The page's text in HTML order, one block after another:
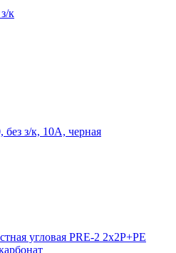
к
без з/к, 10А, черная
угловая PRE-2 2x2Р+РЕ